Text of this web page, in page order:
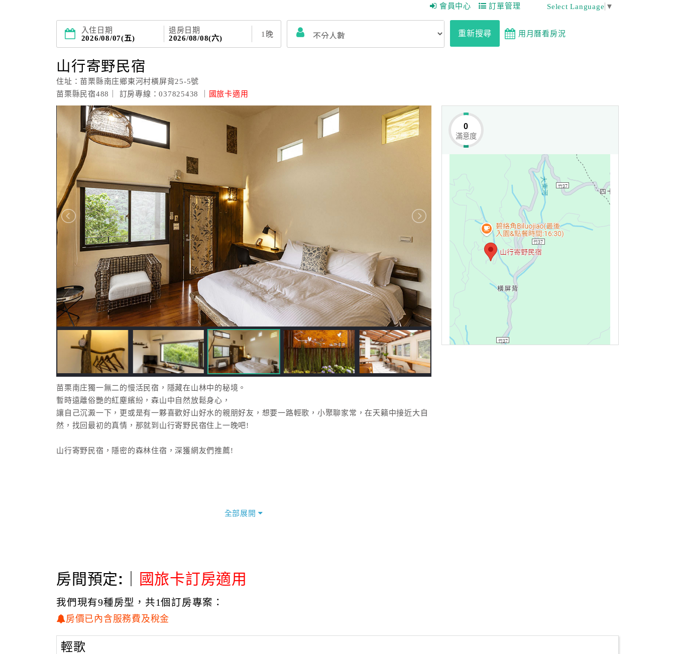
會員中心 訂單管理 Select Language ▼
入住日期
2026/08/07(五)
退房日期
2026/08/08(六)
1 晚 重新搜尋 用月曆看房況
山行寄野民宿
住址：苗栗縣南庄鄉東河村橫屏背25-5號
苗栗縣民宿488｜ 訂房專線：037825438 ｜
國旅卡適用
苗栗南庄獨一無二的慢活民宿，隱藏在山林中的秘境。
暫時遠離俗艷的紅塵繽紛，森山中自然放鬆身心，
讓自己沉澱一下，更或是有一夥喜歡好山好水的親朋好友，想要一路輕歌，小聚聊家常，在天籟中接近大自
然，找回最初的真情，那就到山行寄野民宿住上一晚吧!
山行寄野民宿，隱密的森林住宿，深獲網友們推薦!
全部展開
0
滿意度
房間預定:｜ 國旅卡訂房適用
我們現有9種房型，共1個訂房專案：
房價已內含服務費及稅金
輕歌